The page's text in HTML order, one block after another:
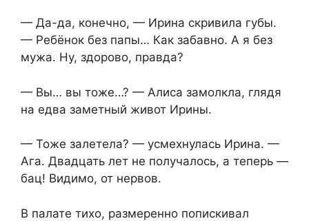
— Да-да, конечно, — Ирина скривила губы.
— Ребёнок без папы… Как забавно. А я без
мужа. Ну, здорово, правда?
— Вы… вы тоже…? — Алиса замолкла, глядя
на едва заметный живот Ирины.
— Тоже залетела? — усмехнулась Ирина. —
Ага. Двадцать лет не получалось, а теперь —
бац! Видимо, от нервов.
В палате тихо, размеренно попискивал